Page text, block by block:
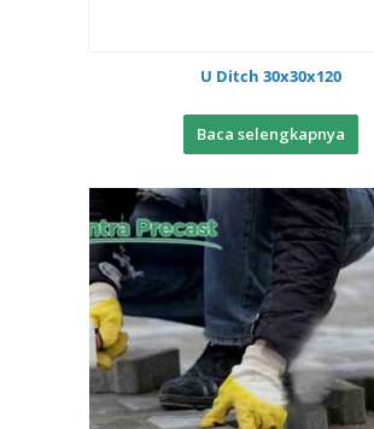
U Ditch 30x30x120
Baca selengkapnya